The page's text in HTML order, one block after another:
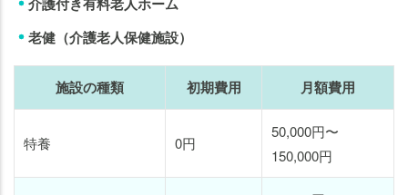
老健（介護老人保健施設）
施設の種類 初期費用 月額費用
特養 0円
50,000円〜
150,000円